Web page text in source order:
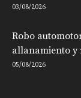
03/08/2026
Robo
allanamiento y
05/08/2026